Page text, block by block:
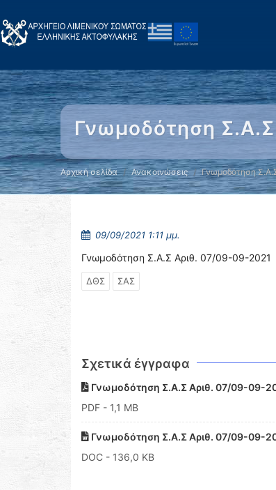
Γνωμοδότηση
Αρχική σελίδα Ανακοινώσεις Γνωμοδότηση
09/09/2021 1:11 μμ.
Γνωμοδότηση Σ.Α.Σ Αριθ. 07/09-09-2021
ΔΘΣ ΣΑΣ
Σχετικά έγγραφα
Γνωμοδότηση Σ.Α.Σ Αριθ. 07/09-09-
PDF - 1,1 MB
Γνωμοδότηση Σ.Α.Σ Αριθ. 07/09-09-
DOC - 136,0 KB